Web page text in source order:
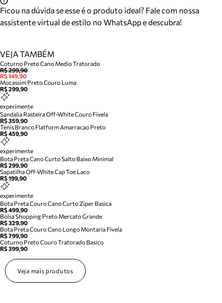
Ficou na dúvida se esse é o produto ideal? Fale com nossa
assistente virtual de estilo no WhatsApp e descubra!
VEJA TAMBÉM
Coturno Preto Cano Medio Tratorado
R$ 299,90
R$ 149,90
Mocassim Preto Couro Luma
R$ 299,90
experimente
Sandalia Rasteira Off-White Couro Fivela
R$ 359,90
Tenis Branco Flatform Amarracao Preto
R$ 459,90
experimente
Bota Preta Cano Curto Salto Baixo Minimal
R$ 299,90
Sapatilha Off-White Cap Toe Laco
R$ 199,90
experimente
Bota Preta Couro Cano Curto Ziper Basica
R$ 499,90
Bolsa Shopping Preto Mercato Grande
R$ 329,90
Bota Preta Couro Cano Longo Montaria Fivela
R$ 799,90
Coturno Preto Couro Tratorado Basico
R$ 399,90
Veja mais produtos